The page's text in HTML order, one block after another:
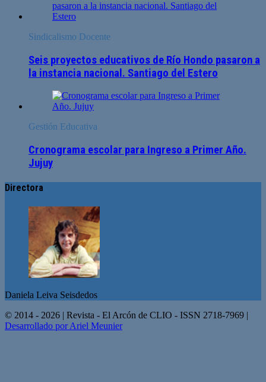
Sindicalismo Docente
Seis proyectos educativos de Río Hondo pasaron a
la instancia nacional. Santiago del Estero
Gestión Educativa
Cronograma escolar para Ingreso a Primer Año.
Jujuy
Directora
Daniela Leiva Seisdedos
© 2014 - 2026 | Revista - El Arcón de CLIO - ISSN 2718-7969 |
Desarrollado por Ariel Meunier